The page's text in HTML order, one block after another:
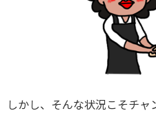
しかし、そんな状況こそチャ